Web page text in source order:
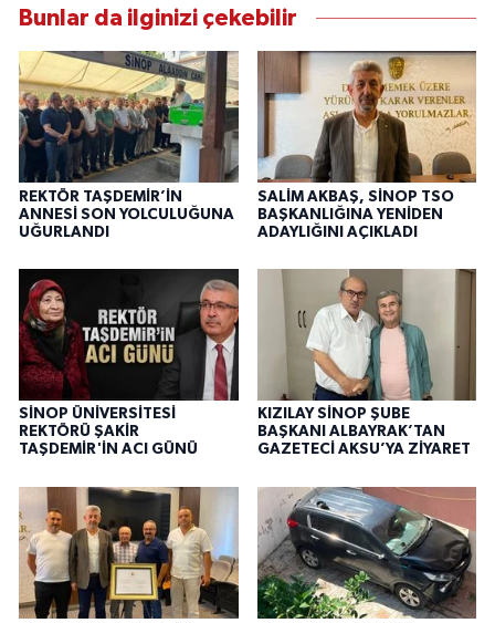
Bunlar da ilginizi çekebilir
REKTÖR TAŞDEMİR’İN
ANNESİ SON YOLCULUĞUNA
UĞURLANDI
SALİM AKBAŞ, SİNOP TSO
BAŞKANLIĞINA YENİDEN
ADAYLIĞINI AÇIKLADI
SİNOP ÜNİVERSİTESİ
REKTÖRÜ ŞAKİR
TAŞDEMİR'İN ACI GÜNÜ
KIZILAY SİNOP ŞUBE
BAŞKANI ALBAYRAK’TAN
GAZETECİ AKSU’YA ZİYARET